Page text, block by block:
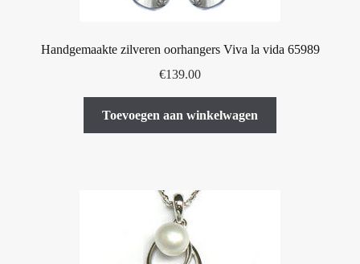
Handgemaakte zilveren oorhangers Viva la vida 65989
€139.00
Toevoegen aan winkelwagen